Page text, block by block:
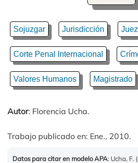
Sojuzgar Jurisdicción Juez
Corte Penal Internacional
Valores Humanos Magistrado
Autor: Florencia Ucha.
Trabajo publicado en: Ene., 2010.
Datos para citar en modelo APA: Ucha, F.